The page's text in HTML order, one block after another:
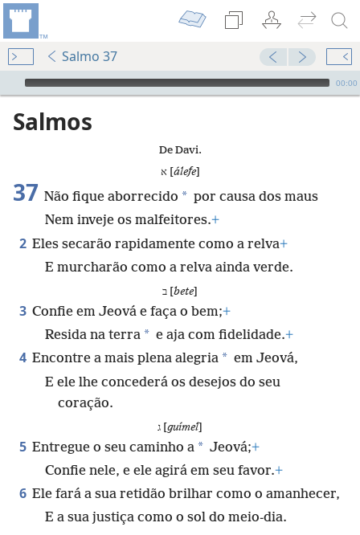
Salmo 37
Audio Player
00:00
Salmos
De Davi.
א [ álefe]
37 Não fique aborrecido * por causa dos maus
Nem inveje os malfeitores.+
2 Eles secarão rapidamente como a relva+
E murcharão como a relva ainda verde.
ב [bete]
3 Confie em Jeová e faça o bem;+
Resida na terra * e aja com fidelidade.+
4 Encontre a mais plena alegria * em Jeová,
E ele lhe concederá os desejos do seu
coração.
ג [guímel]
5 Entregue o seu caminho a * Jeová;+
Confie nele, e ele agirá em seu favor.+
6 Ele fará a sua retidão brilhar como o amanhecer,
E a sua justiça como o sol do meio-dia.